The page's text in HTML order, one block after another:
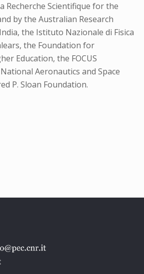
Recherche Scientifique for the
by the Australian Research
the Istituto Nazionale di Fisica
the Foundation for
Education, the FOCUS
Aeronautics and Space
P. Sloan Foundation.